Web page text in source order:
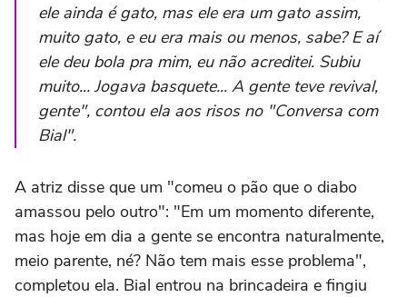
ele ainda é gato, mas ele era um gato assim,
muito gato, e eu era mais ou menos, sabe? E aí
ele deu bola pra mim, eu não acreditei. Subiu
muito... Jogava basquete... A gente teve revival,
gente", contou ela aos risos no "Conversa com
Bial".
A atriz disse que um "comeu o pão que o diabo
amassou pelo outro": "Em um momento diferente,
mas hoje em dia a gente se encontra naturalmente,
meio parente, né? Não tem mais esse problema",
completou ela. Bial entrou na brincadeira e fingiu